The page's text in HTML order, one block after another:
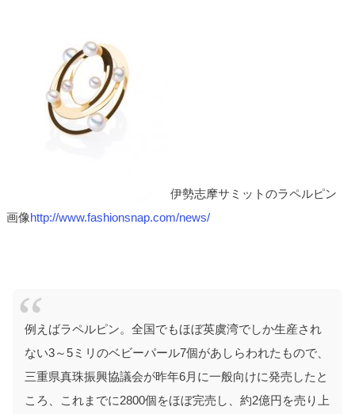
伊勢志摩サミットのラペルピン
画像http://www.fashionsnap.com/news/
例えばラペルピン。全国でもほぼ英虞湾でしか生産され
ない3～5ミリのベビーパール7個があしらわれたもので、
三重県真珠振興協議会が昨年6月に一般向けに発売したと
ころ、これまでに2800個をほぼ完売し、約2億円を売り上